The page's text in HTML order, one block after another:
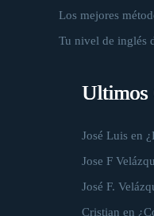
Los mejores
Tu nivel de inglés
Ultimos
José Luis en
Jose F
José F.
Cristian en